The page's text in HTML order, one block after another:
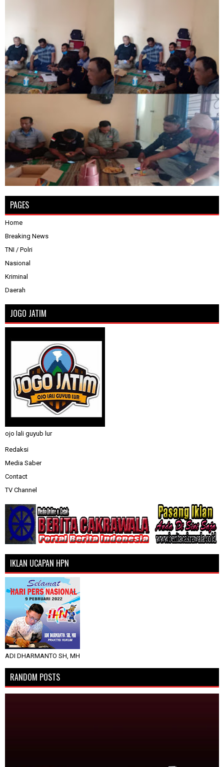
PAGES
Home
Breaking News
TNI / Polri
Nasional
Kriminal
Daerah
JOGO JATIM
ojo lali guyub lur
Redaksi
Media Saber
Contact
TV Channel
IKLAN UCAPAN HPN
ADI DHARMANTO SH, MH
RANDOM POSTS